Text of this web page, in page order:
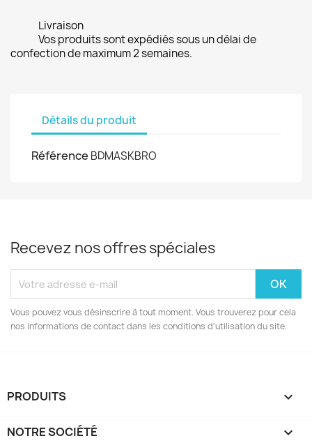
Livraison
Vos produits sont expédiés sous un délai de
confection de maximum 2 semaines.
Détails du produit
Référence BDMASKBRO
Recevez nos offres spéciales
Vous pouvez vous désinscrire à tout moment. Vous trouverez pour cela
nos informations de contact dans les conditions d'utilisation du site.
PRODUITS 
NOTRE SOCIÉTÉ 